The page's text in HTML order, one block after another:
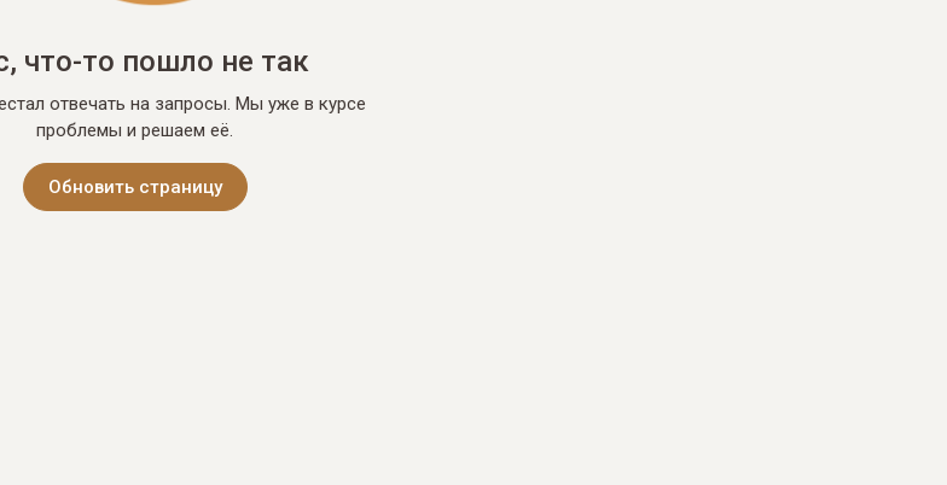
что-то пошло не так
отвечать на запросы. Мы уже в курсе
проблемы и решаем её.
Обновить страницу